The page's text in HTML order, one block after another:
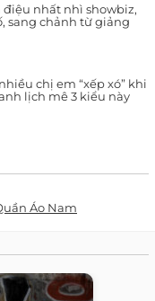
nhất nhì showbiz,
sang chảnh từ giảng
chị em “xếp xó” khi
lịch mê 3 kiểu này
Áo Nam